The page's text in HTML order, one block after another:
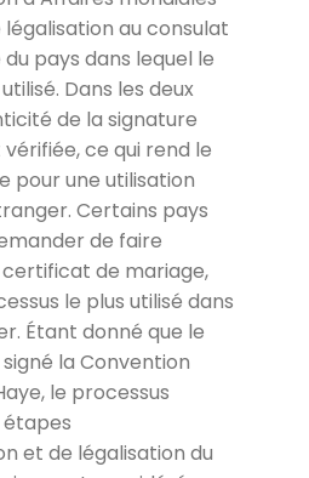
légalisation au consulat
pays dans lequel le
Dans les deux
de la signature
ce qui rend le
pour une utilisation
Certains pays
de faire
de mariage,
le plus utilisé dans
Étant donné que le
la Convention
le processus
étapes
et de légalisation du